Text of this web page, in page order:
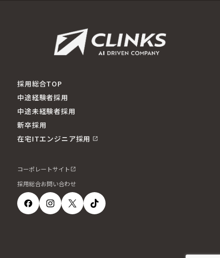
採用総合TOP
中途経験者採用
中途未経験者採用
新卒採用
在宅ITエンジニア採用
コーポレートサイト
採用総合お問い合わせ